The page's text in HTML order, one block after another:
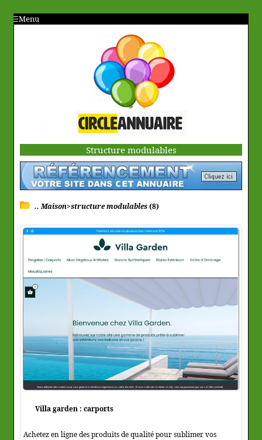
Menu
Structure modulables
.. Maison>structure modulables(8)
Villa garden : carports
Achetez en ligne des produits de qualité pour sublimer vos